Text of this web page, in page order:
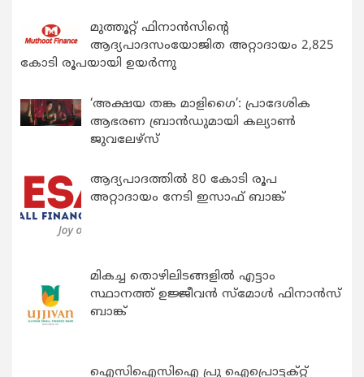
മുത്തൂറ്റ് ഫിനാൻസിന്റെ
ആദ്യപാദസംയോജിത അറ്റാദായം 2,825
കോടി രൂപയായി ഉയർന്നു
‘അക്ഷയ തങ്ക മാളിഗൈ’: പ്രാദേശിക
ആഭരണ ബ്രാന്‍ഡുമായി കല്യാണ്‍
ജുവലേഴ്‌സ്
ആദ്യപാദത്തിൽ 80 കോടി രൂപ
അറ്റാദായം നേടി ഇസാഫ് ബാങ്ക്
മികച്ച തൊഴിലിടങ്ങളിൽ എട്ടാം
സ്ഥാനത്ത് ഉജ്ജീവൻ സ്മോൾ ഫിനാൻസ്
ബാങ്ക്
ഐസിഐസിഐ പ്രു ഐപ്രൊട്ടക്റ്റ്